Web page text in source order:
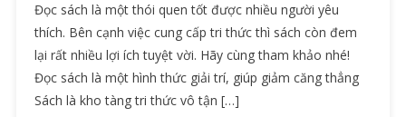
Đọc sách là một thói quen tốt được nhiều người yêu
thích. Bên cạnh việc cung cấp tri thức thì sách còn đem
lại rất nhiều lợi ích tuyệt vời. Hãy cùng tham khảo nhé!
Đọc sách là một hình thức giải trí, giúp giảm căng thẳng
Sách là kho tàng tri thức vô tận […]